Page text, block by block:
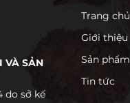
VÀ SẢN
do sở kế
Trang chủ
Giới thiệu
Sản phẩm
Tin tức